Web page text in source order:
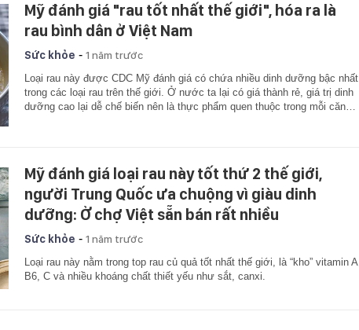
Mỹ đánh giá "rau tốt nhất thế giới", hóa ra là
rau bình dân ở Việt Nam
Sức khỏe - 1 năm trước
Loại rau này được CDC Mỹ đánh giá có chứa nhiều dinh dưỡng bậc nhất
trong các loại rau trên thế giới. Ở nước ta lại có giá thành rẻ, giá trị dinh
dưỡng cao lại dễ chế biến nên là thực phẩm quen thuộc trong mỗi căn…
Mỹ đánh giá loại rau này tốt thứ 2 thế giới,
người Trung Quốc ưa chuộng vì giàu dinh
dưỡng: Ở chợ Việt sẵn bán rất nhiều
Sức khỏe - 1 năm trước
Loại rau này nằm trong top rau củ quả tốt nhất thế giới, là “kho” vitamin A,
B6, C và nhiều khoáng chất thiết yếu như sắt, canxi.